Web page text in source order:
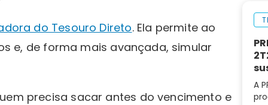
do Tesouro Direto. Ela permite ao
e, de forma mais avançada, simular
precisa sacar antes do vencimento e
A